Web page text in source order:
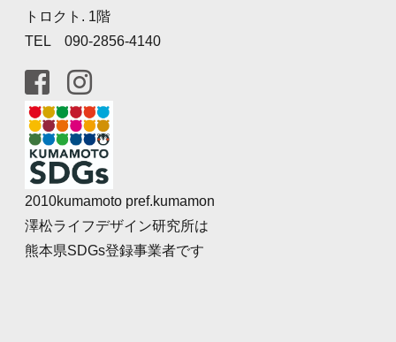
トロクト. 1階
TEL 090-2856-4140
2010kumamoto pref.kumamon
澤松ライフデザイン研究所は
熊本県SDGs登録事業者です